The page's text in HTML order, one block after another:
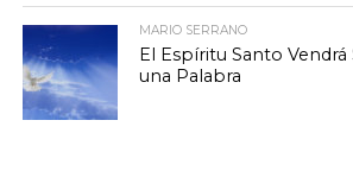
MARIO SERRANO
El Espíritu Santo
una Palabra